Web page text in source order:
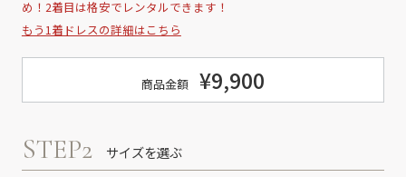
め！2着目は格安でレンタルできます！
もう1着ドレスの詳細はこちら
商品金額 ¥9,900
STEP2 サイズを選ぶ